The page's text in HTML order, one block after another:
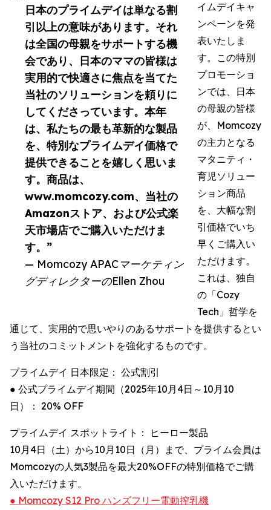
日本のプライムデイは単なる割
引以上の意味があります。それ
は全国の母親をサポートする機
会であり、日本のママの皆様は
実用的で快適さに焦点を当てた
当社のソリューションを頼りに
してくださっています。本年
は、私たちの最も革新的な製品
を、特別なプライムデイ価格で
提供できることを嬉しく思いま
す。商品は、
www.momcozy.com、当社の
Amazonストア、および公式楽
天市場店でご購入いただけま
す。”
— Momcozy APACマーケティン
グディレクターのEllen Zhou
イムデイキャ
ンペーンを発
表いたしま
す。この特別
プロモーショ
ンでは、日本
の母親の皆様
が、Momcozy
の主力となる
マタニティ・
育児ソリュー
ション商品
を、大幅な割
引価格でいち
早くご購入い
ただけます。
これは、独自
の「Cozy
Tech」哲学を
通じて、実用的で思いやりのあるサポートを提供するとい
う当社のコミットメントを強化するものです。
プライムデイ 日本限定： 公式割引
● 公式プライムデイ期間（2025年10月4日～10月10
日）： 20% OFF
プライムデイ スポットライト： ヒーロー製品
10月4日（土）から10月10日（月）まで、プライム会員は
Momcozyの人気3製品を最大20%OFFの特別価格でご購
入いただけます。
● Momcozy S12 Pro ハンズフリー電動搾乳機